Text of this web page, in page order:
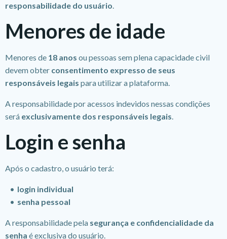
responsabilidade do usuário.
Menores de idade
Menores de 18 anos ou pessoas sem plena capacidade civil
devem obter consentimento expresso de seus
responsáveis legais para utilizar a plataforma.
A responsabilidade por acessos indevidos nessas condições
será exclusivamente dos responsáveis legais.
Login e senha
Após o cadastro, o usuário terá:
login individual
senha pessoal
A responsabilidade pela segurança e confidencialidade da
senha é exclusiva do usuário.